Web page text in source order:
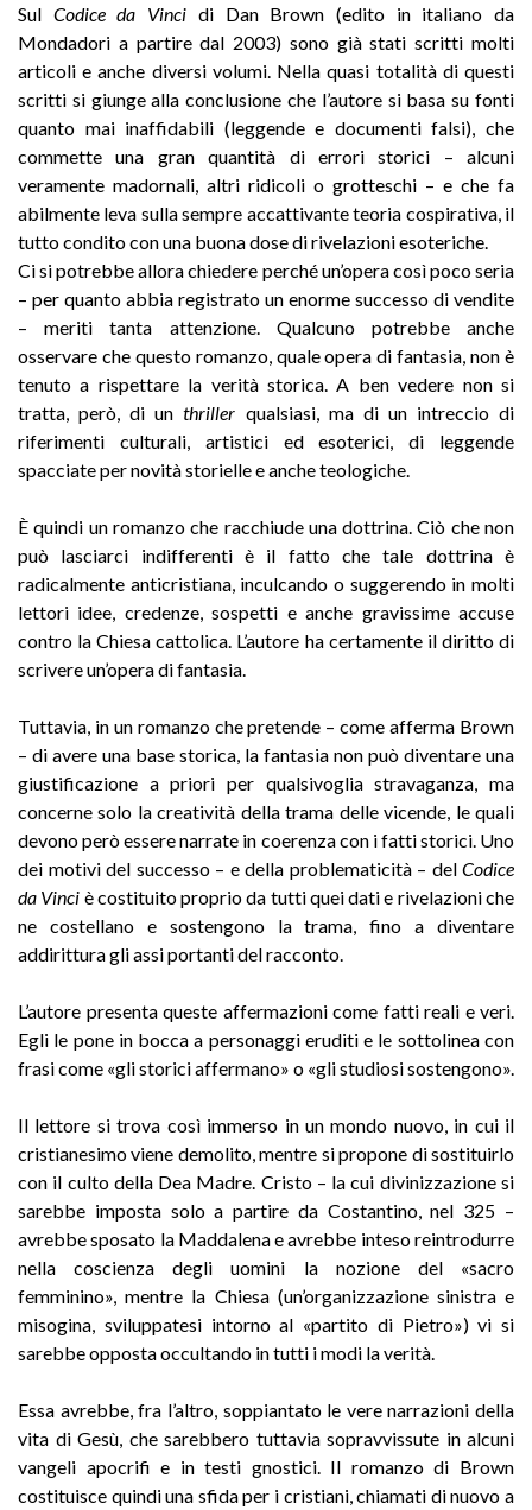
Sul Codice da Vinci di Dan Brown (edito in italiano da
Mondadori a partire dal 2003) sono già stati scritti molti
articoli e anche diversi volumi. Nella quasi totalità di questi
scritti si giunge alla conclusione che l’autore si basa su fonti
quanto mai inaffidabili (leggende e documenti falsi), che
commette una gran quantità di errori storici – alcuni
veramente madornali, altri ridicoli o grotteschi – e che fa
abilmente leva sulla sempre accattivante teoria cospirativa, il
tutto condito con una buona dose di rivelazioni esoteriche.
Ci si potrebbe allora chiedere perché un’opera così poco seria
– per quanto abbia registrato un enorme successo di vendite
– meriti tanta attenzione. Qualcuno potrebbe anche
osservare che questo romanzo, quale opera di fantasia, non è
tenuto a rispettare la verità storica. A ben vedere non si
tratta, però, di unthriller qualsiasi, ma di un intreccio di
riferimenti culturali, artistici ed esoterici, di leggende
spacciate per novità storielle e anche teologiche.
È quindi un romanzo che racchiude una dottrina. Ciò che non
può lasciarci indifferenti è il fatto che tale dottrina è
radicalmente anticristiana, inculcando o suggerendo in molti
lettori idee, credenze, sospetti e anche gravissime accuse
contro la Chiesa cattolica. L’autore ha certamente il diritto di
scrivere un’opera di fantasia.
Tuttavia, in un romanzo che pretende – come afferma Brown
– di avere una base storica, la fantasia non può diventare una
giustificazione a priori per qualsivoglia stravaganza, ma
concerne solo la creatività della trama delle vicende, le quali
devono però essere narrate in coerenza con i fatti storici. Uno
dei motivi del successo – e della problematicità – del Codice
da Vinci è costituito proprio da tutti quei dati e rivelazioni che
ne costellano e sostengono la trama, fino a diventare
addirittura gli assi portanti del racconto.
L’autore presenta queste affermazioni come fatti reali e veri.
Egli le pone in bocca a personaggi eruditi e le sottolinea con
frasi come «gli storici affermano» o «gli studiosi sostengono».
Il lettore si trova così immerso in un mondo nuovo, in cui il
cristianesimo viene demolito, mentre si propone di sostituirlo
con il culto della Dea Madre. Cristo – la cui divinizzazione si
sarebbe imposta solo a partire da Costantino, nel 325 –
avrebbe sposato la Maddalena e avrebbe inteso reintrodurre
nella coscienza degli uomini la nozione del «sacro
femminino», mentre la Chiesa (un’organizzazione sinistra e
misogina, sviluppatesi intorno al «partito di Pietro») vi si
sarebbe opposta occultando in tutti i modi la verità.
Essa avrebbe, fra l’altro, soppiantato le vere narrazioni della
vita di Gesù, che sarebbero tuttavia sopravvissute in alcuni
vangeli apocrifi e in testi gnostici. Il romanzo di Brown
costituisce quindi una sfida per i cristiani, chiamati di nuovo a